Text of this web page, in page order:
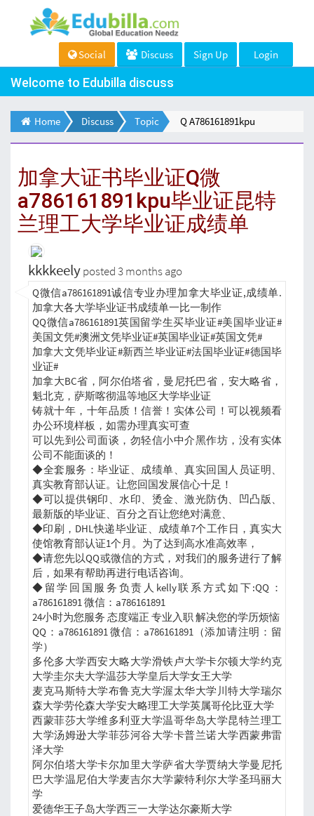
Social Discuss Sign Up Login
Welcome to Edubilla discuss
Home Discuss Topic Q A786161891kpu
加拿大证书毕业证Q微
a786161891kpu毕业证昆特
兰理工大学毕业证成绩单
kkkkeelyposted 3 months ago
Q微信a786161891诚信专业办理加拿大毕业证,成绩单.
加拿大各大学毕业证书成绩单一比一制作
QQ微信a786161891英国留学生买毕业证#美国毕业证#
美国文凭#澳洲文凭毕业证#英国毕业证#英国文凭#
加拿大文凭毕业证#新西兰毕业证#法国毕业证#德国毕
业证#
加拿大BC省，阿尔伯塔省，曼尼托巴省，安大略省，
魁北克，萨斯喀彻温等地区大学毕业证
铸就十年，十年品质！信誉！实体公司！可以视频看
办公环境样板，如需办理真实可查
可以先到公司面谈，勿轻信小中介黑作坊，没有实体
公司不能面谈的！
◆全套服务：毕业证、成绩单、真实回国人员证明、
真实教育部认证。让您回国发展信心十足！
◆可以提供钢印、水印、烫金、激光防伪、凹凸版、
最新版的毕业证、百分之百让您绝对满意、
◆印刷，DHL快递毕业证、成绩单7个工作日，真实大
使馆教育部认证1个月。为了达到高水准高效率，
◆请您先以QQ或微信的方式，对我们的服务进行了解
后，如果有帮助再进行电话咨询。
◆留学回国服务负责人kelly联系方式如下:QQ：
a786161891 微信：a786161891
24小时为您服务 态度端正 专业入职 解决您的学历烦恼
QQ：a786161891 微信：a786161891（添加请注明：留
学）
多伦多大学西安大略大学滑铁卢大学卡尔顿大学约克
大学圭尔夫大学温莎大学皇后大学女王大学
麦克马斯特大学布鲁克大学渥太华大学川特大学瑞尔
森大学劳伦森大学安大略理工大学英属哥伦比亚大学
西蒙菲莎大学维多利亚大学温哥华岛大学昆特兰理工
大学汤姆逊大学菲莎河谷大学卡普兰诺大学西蒙弗雷
泽大学
阿尔伯塔大学卡尔加里大学萨省大学贾纳大学曼尼托
巴大学温尼伯大学麦吉尔大学蒙特利尔大学圣玛丽大
学
爱德华王子岛大学西三一大学达尔豪斯大学